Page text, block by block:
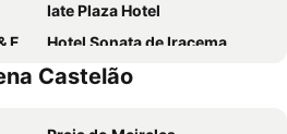
Iate Plaza Hotel
Hotel Sonata de Iracema
Rede Andrade Casa Blanca
Castelão